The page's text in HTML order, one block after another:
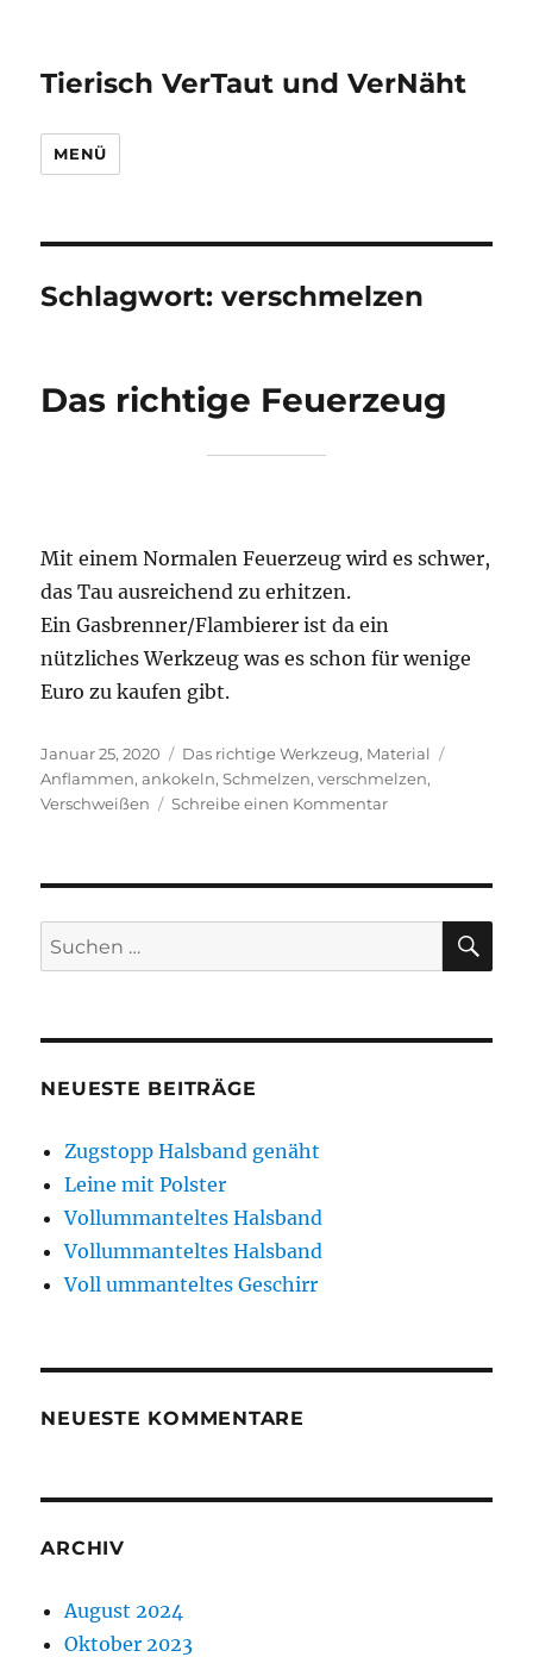
Tierisch VerTaut und VerNäht
MENÜ
Schlagwort:verschmelzen
Das richtige Feuerzeug
Mit einem Normalen Feuerzeug wird es schwer,
das Tau ausreichend zu erhitzen.
Ein Gasbrenner/Flambierer ist da ein
nützliches Werkzeug was es schon für wenige
Euro zu kaufen gibt.
Veröffentlicht
am
Januar 25, 2020 Kategorien
Das richtige Werkzeug, Material
Anflammen,ankokeln,Schmelzen,verschmelzen,
Verschweißen
Schreibe einen Kommentarzu
Suchen
nach:
NEUESTE BEITRÄGE
Zugstopp Halsband genäht
Leine mit Polster
Vollummanteltes Halsband
Vollummanteltes Halsband
Voll ummanteltes Geschirr
NEUESTE KOMMENTARE
ARCHIV
August 2024
Oktober 2023